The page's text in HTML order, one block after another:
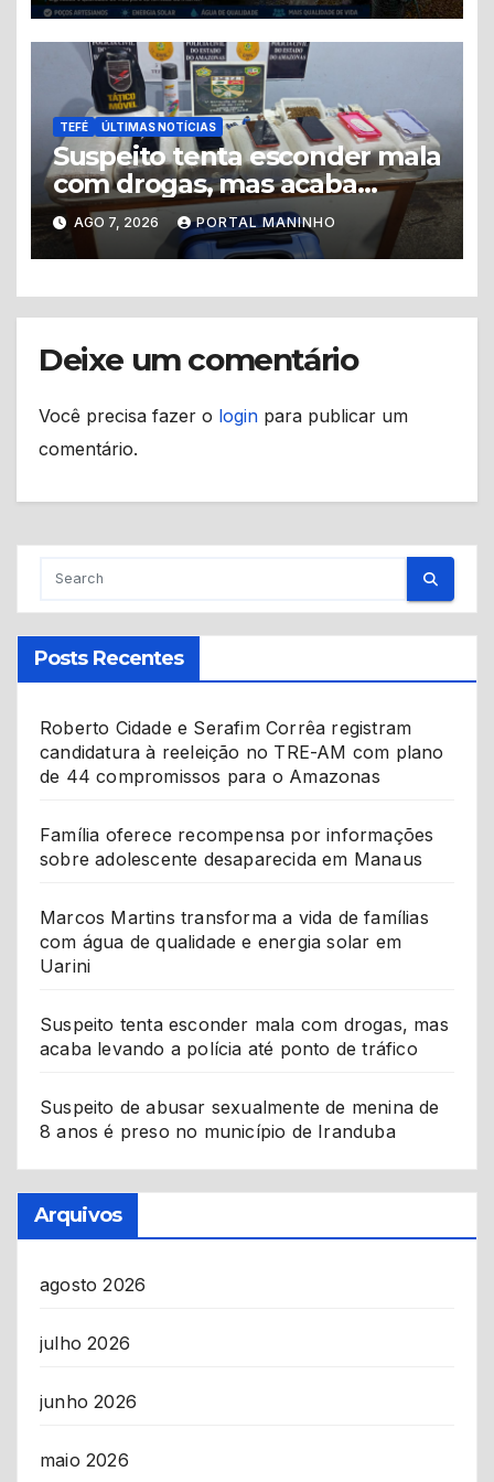
TEFÉ ÚLTIMAS NOTÍCIAS
Suspeito tenta esconder mala
com drogas, mas acaba
levando a polícia até ponto
de tráfico
AGO 7, 2026 PORTAL MANINHO
Deixe um comentário
Você precisa fazer o login para publicar um
comentário.
Posts Recentes
Roberto Cidade e Serafim Corrêa registram
candidatura à reeleição no TRE-AM com plano
de 44 compromissos para o Amazonas
Família oferece recompensa por informações
sobre adolescente desaparecida em Manaus
Marcos Martins transforma a vida de famílias
com água de qualidade e energia solar em
Uarini
Suspeito tenta esconder mala com drogas, mas
acaba levando a polícia até ponto de tráfico
Suspeito de abusar sexualmente de menina de
8 anos é preso no município de Iranduba
Arquivos
agosto 2026
julho 2026
junho 2026
maio 2026